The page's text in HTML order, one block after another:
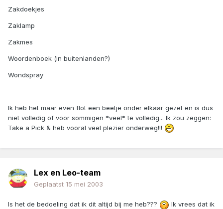
Zakdoekjes
Zaklamp
Zakmes
Woordenboek (in buitenlanden?)
Wondspray
Ik heb het maar even flot een beetje onder elkaar gezet en is dus
niet volledig of voor sommigen *veel* te volledig... Ik zou zeggen:
Take a Pick & heb vooral veel plezier onderweg!!!
Lex en Leo-team
Geplaatst 15 mei 2003
Is het de bedoeling dat ik dit altijd bij me heb???
Ik vrees dat ik